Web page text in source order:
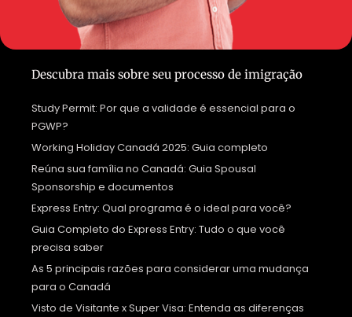
Descubra mais sobre seu processo de imigração
Study Permit: Por que a validade é essencial para o
PGWP?
Working Holiday Canadá 2025: Guia completo
Reúna sua família no Canadá: Guia Spousal
Sponsorship e documentos
Express Entry: Qual programa é o ideal para você?
Guia Completo do Express Entry: Tudo o que você
precisa saber
As 5 principais razões para considerar uma mudança
para o Canadá
Visto de Visitante x Super Visa: Entenda as diferenças